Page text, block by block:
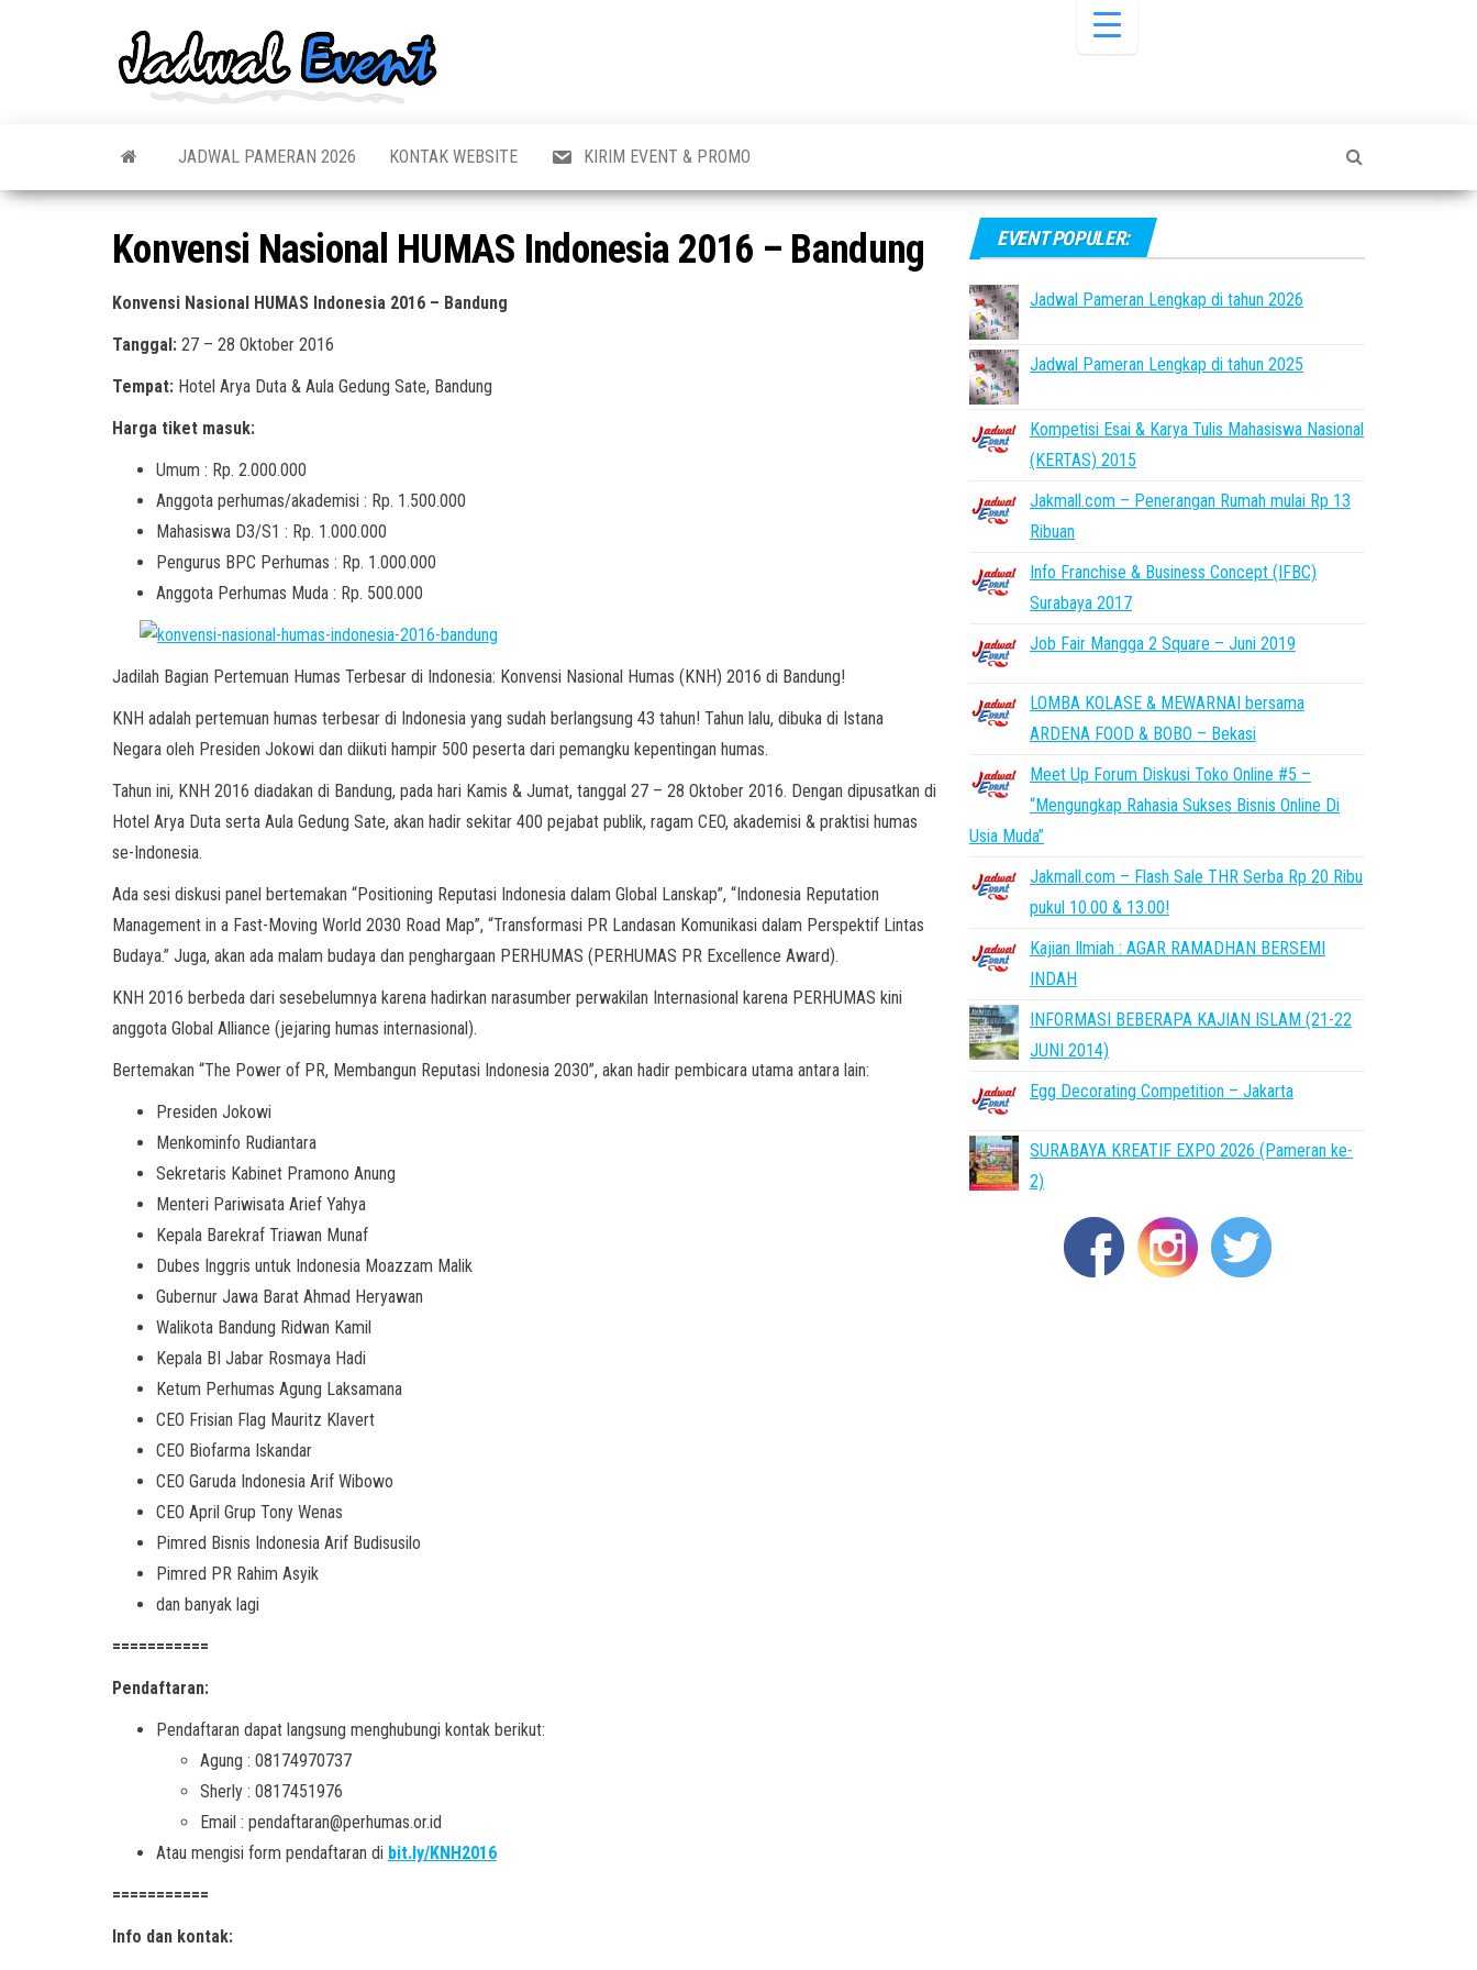
Pameran,
Acara &
Terbaru
Seminar,
Bazaar,
Job Fair,
Lomba dll.
JADWAL PAMERAN 2026 KONTAK WEBSITE KIRIM EVENT & PROMO
Konvensi Nasional HUMAS Indonesia 2016 – Bandung
Konvensi Nasional HUMAS Indonesia 2016 – Bandung
Tanggal: 27 – 28 Oktober 2016
Tempat: Hotel Arya Duta & Aula Gedung Sate, Bandung
Harga tiket masuk:
Umum : Rp. 2.000.000
Anggota perhumas/akademisi : Rp. 1.500.000
Mahasiswa D3/S1 : Rp. 1.000.000
Pengurus BPC Perhumas : Rp. 1.000.000
Anggota Perhumas Muda : Rp. 500.000
Jadilah Bagian Pertemuan Humas Terbesar di Indonesia: Konvensi Nasional Humas (KNH) 2016 di Bandung!
KNH adalah pertemuan humas terbesar di Indonesia yang sudah berlangsung 43 tahun! Tahun lalu, dibuka di Istana
Negara oleh Presiden Jokowi dan diikuti hampir 500 peserta dari pemangku kepentingan humas.
Tahun ini, KNH 2016 diadakan di Bandung, pada hari Kamis & Jumat, tanggal 27 – 28 Oktober 2016. Dengan dipusatkan di
Hotel Arya Duta serta Aula Gedung Sate, akan hadir sekitar 400 pejabat publik, ragam CEO, akademisi & praktisi humas
se-Indonesia.
Ada sesi diskusi panel bertemakan “Positioning Reputasi Indonesia dalam Global Lanskap”, “Indonesia Reputation
Management in a Fast-Moving World 2030 Road Map”, “Transformasi PR Landasan Komunikasi dalam Perspektif Lintas
Budaya.” Juga, akan ada malam budaya dan penghargaan PERHUMAS (PERHUMAS PR Excellence Award).
KNH 2016 berbeda dari sesebelumnya karena hadirkan narasumber perwakilan Internasional karena PERHUMAS kini
anggota Global Alliance (jejaring humas internasional).
Bertemakan “The Power of PR, Membangun Reputasi Indonesia 2030”, akan hadir pembicara utama antara lain:
Presiden Jokowi
Menkominfo Rudiantara
Sekretaris Kabinet Pramono Anung
Menteri Pariwisata Arief Yahya
Kepala Barekraf Triawan Munaf
Dubes Inggris untuk Indonesia Moazzam Malik
Gubernur Jawa Barat Ahmad Heryawan
Walikota Bandung Ridwan Kamil
Kepala BI Jabar Rosmaya Hadi
Ketum Perhumas Agung Laksamana
CEO Frisian Flag Mauritz Klavert
CEO Biofarma Iskandar
CEO Garuda Indonesia Arif Wibowo
CEO April Grup Tony Wenas
Pimred Bisnis Indonesia Arif Budisusilo
Pimred PR Rahim Asyik
dan banyak lagi
===========
Pendaftaran:
Pendaftaran dapat langsung menghubungi kontak berikut:
Agung : 08174970737
Sherly : 0817451976
Email : pendaftaran@perhumas.or.id
Atau mengisi form pendaftaran di bit.ly/KNH2016
===========
Info dan kontak:
EVENT POPULER:
Jadwal Pameran Lengkap di tahun 2026
Jadwal Pameran Lengkap di tahun 2025
Kompetisi Esai & Karya Tulis Mahasiswa Nasional
(KERTAS) 2015
Jakmall.com – Penerangan Rumah mulai Rp 13
Ribuan
Info Franchise & Business Concept (IFBC)
Surabaya 2017
Job Fair Mangga 2 Square – Juni 2019
LOMBA KOLASE & MEWARNAI bersama
ARDENA FOOD & BOBO – Bekasi
Meet Up Forum Diskusi Toko Online #5 –
“Mengungkap Rahasia Sukses Bisnis Online Di
Usia Muda”
Jakmall.com – Flash Sale THR Serba Rp 20 Ribu
pukul 10.00 & 13.00!
Kajian Ilmiah : AGAR RAMADHAN BERSEMI
INDAH
INFORMASI BEBERAPA KAJIAN ISLAM (21-22
JUNI 2014)
Egg Decorating Competition – Jakarta
SURABAYA KREATIF EXPO 2026 (Pameran ke-
2)